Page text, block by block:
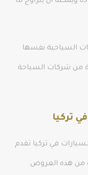
السياحية نفسها
من شركات السياحة
تركيا
في تركيا تقدم
من هذه العروض